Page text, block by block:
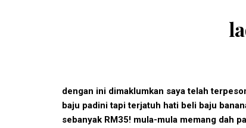
dengan ini dimaklumkan saya telah
baju padini tapi terjatuh hati beli baju
sebanyak RM35! mula-mula memang dah